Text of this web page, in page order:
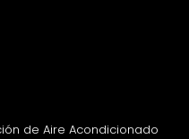
de Aire Acondicionado